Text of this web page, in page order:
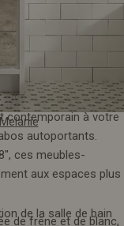
contemporain à votre
autoportants.
ces meubles-
aux espaces plus
de frêne et de blanc,
de la salle de bain